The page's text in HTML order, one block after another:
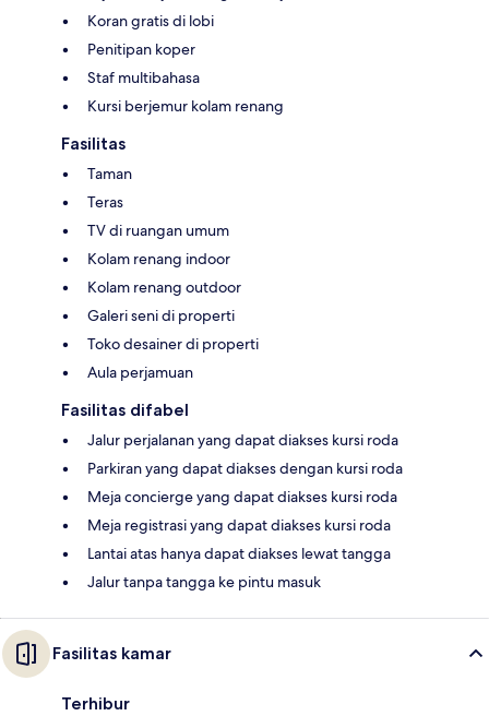
Koran gratis di lobi
Penitipan koper
Staf multibahasa
Kursi berjemur kolam renang
Fasilitas
Taman
Teras
TV di ruangan umum
Kolam renang indoor
Kolam renang outdoor
Galeri seni di properti
Toko desainer di properti
Aula perjamuan
Fasilitas difabel
Jalur perjalanan yang dapat diakses kursi roda
Parkiran yang dapat diakses dengan kursi roda
Meja concierge yang dapat diakses kursi roda
Meja registrasi yang dapat diakses kursi roda
Lantai atas hanya dapat diakses lewat tangga
Jalur tanpa tangga ke pintu masuk
Fasilitas kamar
Terhibur